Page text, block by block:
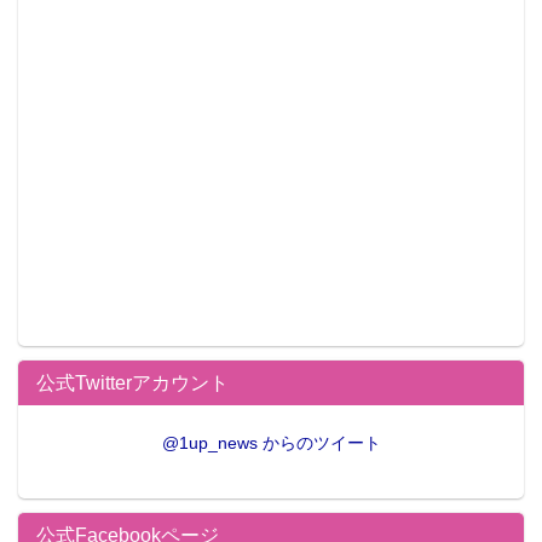
公式Twitterアカウント
@1up_news からのツイート
公式Facebookページ